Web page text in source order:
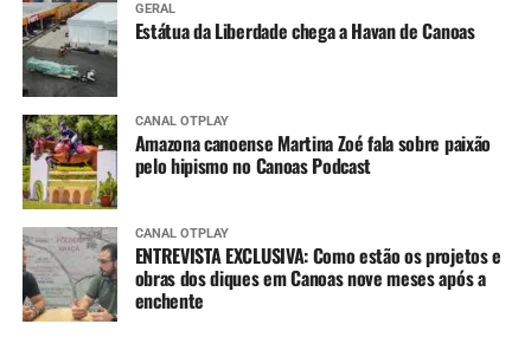
GERAL
Estátua da Liberdade chega a Havan de Canoas
CANAL OTPLAY
Amazona canoense Martina Zoé fala sobre paixão
pelo hipismo no Canoas Podcast
CANAL OTPLAY
ENTREVISTA EXCLUSIVA: Como estão os projetos e
obras dos diques em Canoas nove meses após a
enchente